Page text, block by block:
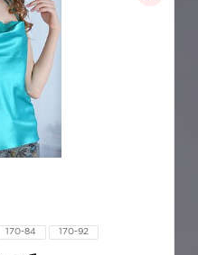
170-84 170-92